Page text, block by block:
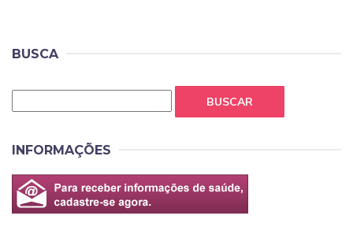
BUSCA
BUSCAR
INFORMAÇÕES